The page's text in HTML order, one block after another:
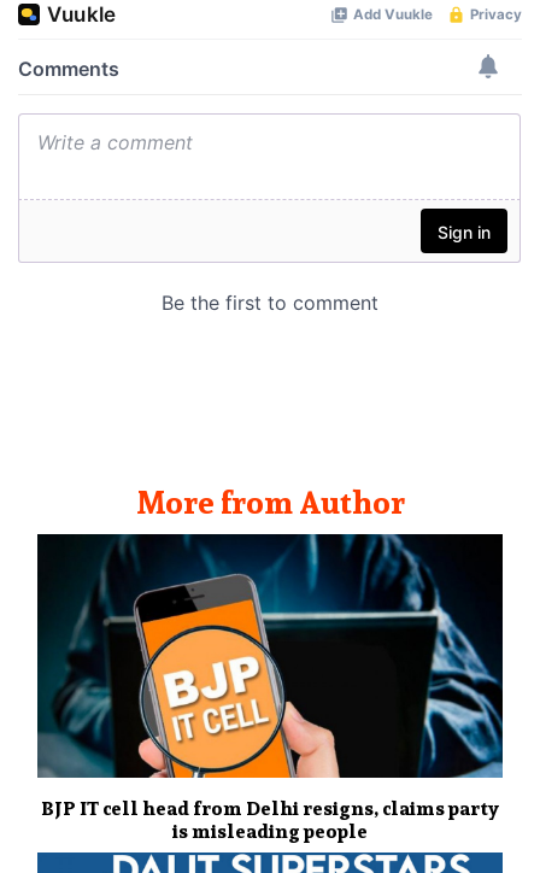
More from Author
BJP IT cell head from Delhi resigns, claims party
is misleading people